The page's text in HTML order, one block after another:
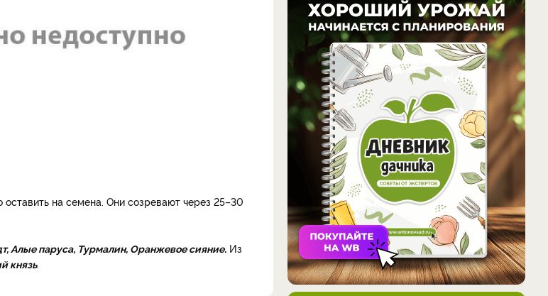
на семена. Они созревают через 25–30
Алые паруса, Турмалин, Оранжевое сияние. Из
князь.